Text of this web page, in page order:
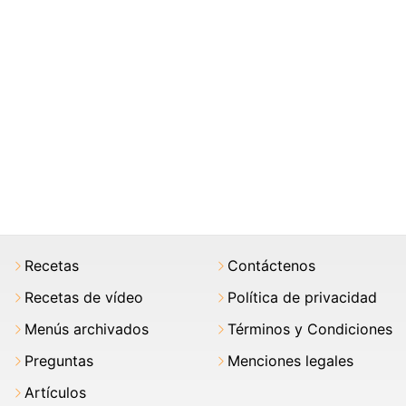
Recetas
Recetas de vídeo
Menús archivados
Preguntas
Artículos
Contáctenos
Política de privacidad
Términos y Condiciones
Menciones legales